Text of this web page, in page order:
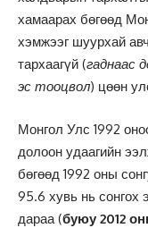
хамаарах бөгөөд
хэмжээг шуурхай
тархаагүй (гаднаас
эс тооцвол) цөөн
Монгол Улс 1992
долоон удаагийн
бөгөөд 1992 оны
95.6 хувь нь
дараа (буюу 2012